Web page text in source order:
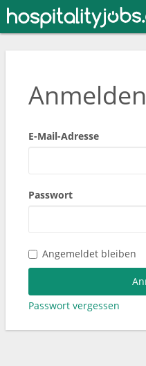
Anmelden
E-Mail-Adresse
Passwort
Angemeldet bleiben
Passwort vergessen